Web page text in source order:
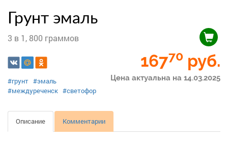
Грунт эмаль
3 в 1, 800 граммов
16770 руб.
Цена актуальна на 14.03.2025
#грунт #эмаль
#междуреченск #светофор
Описание Комментарии